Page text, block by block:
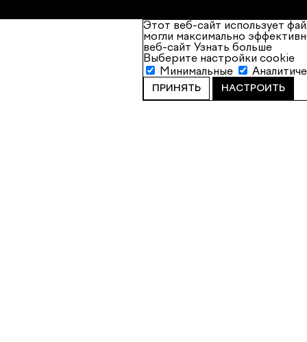
Этот веб-сайт использует
могли максимально
веб-сайт Узнать больше
Выберите настройки cookie
Минимальные
ПРИНЯТЬ НАСТРОИТЬ